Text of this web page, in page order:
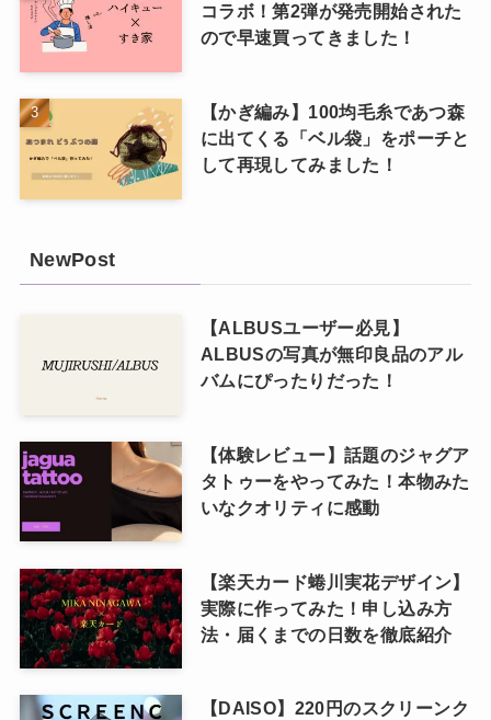
コラボ！第2弾が発売開始された
ので早速買ってきました！
【かぎ編み】100均毛糸であつ森
に出てくる「ベル袋」をポーチと
して再現してみました！
NewPost
【ALBUSユーザー必見】
ALBUSの写真が無印良品のアル
バムにぴったりだった！
【体験レビュー】話題のジャグア
タトゥーをやってみた！本物みた
いなクオリティに感動
【楽天カード蜷川実花デザイン】
実際に作ってみた！申し込み方
法・届くまでの日数を徹底紹介
【DAISO】220円のスクリーンク